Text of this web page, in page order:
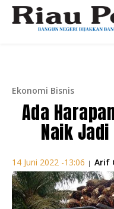
Ekonomi Bisnis
Ada
Naik Jadi
14 Juni 2022 -13:06 | Arif